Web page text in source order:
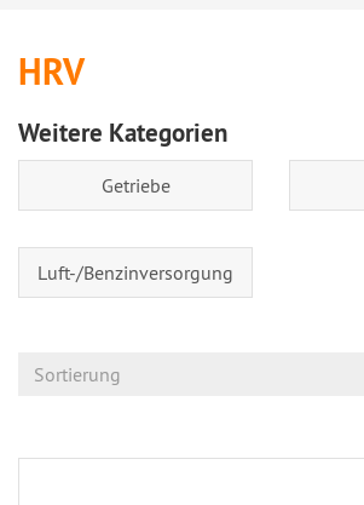
HRV
Weitere Kategorien
Getriebe
Luft-/Benzinversorgung
Sortierung